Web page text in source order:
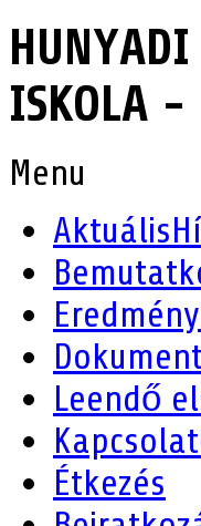
ISKOLA -
Menu
Aktuális
Leendő
Kapcsolat
Étkezés